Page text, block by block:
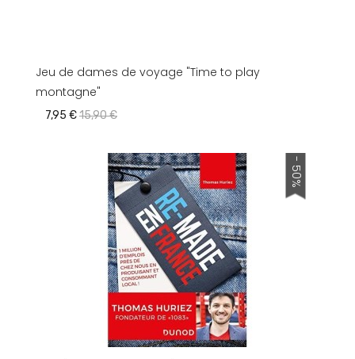
Jeu de dames de voyage "Time to play
montagne"
7,95 €15,90 €
- 50%